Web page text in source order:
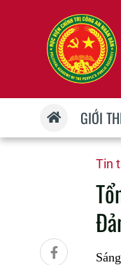
GIỚI
Tin